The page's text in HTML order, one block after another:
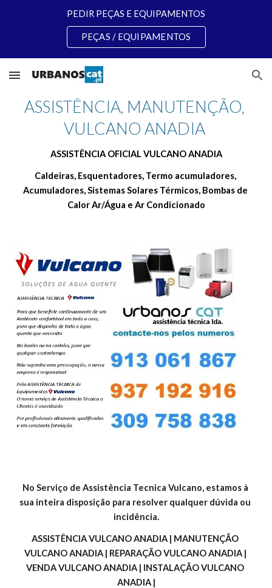
PEDIR PEÇAS E EQUIPAMENTOS
PEÇAS / EQUIPAMENTOS
ASSISTÊNCIA, MANUTENÇÃO,
VULCANO ANADIA
ASSISTÊNCIA OFICIAL VULCANO ANADIA
Caldeiras, Esquentadores, Termo acumuladores,
Acumuladores, Sistemas Solares Térmicos, Bombas de
Calor Ar/Água e Ar Condicionado
No Serviço de Assistência Tecnica Vulcano, estamos à
sua inteira disposição para resolver qualquer dúvida ou
incidência.
ASSISTÊNCIA VULCANO ANADIA | MANUTENÇÃO
VULCANO ANADIA | REPARAÇÃO VULCANO ANADIA |
VENDA VULCANO ANADIA | INSTALAÇÃO VULCANO
ANADIA |